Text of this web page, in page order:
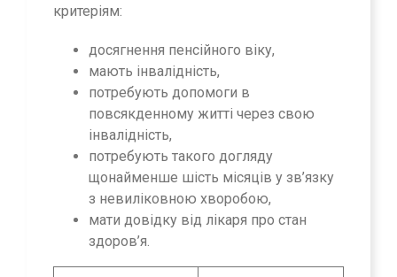
критеріям:
досягнення пенсійного віку,
мають інвалідність,
потребують допомоги в
повсякденному житті через свою
інвалідність,
потребують такого догляду
щонайменше шість місяців у зв’язку
з невиліковною хворобою,
мати довідку від лікаря про стан
здоров’я.